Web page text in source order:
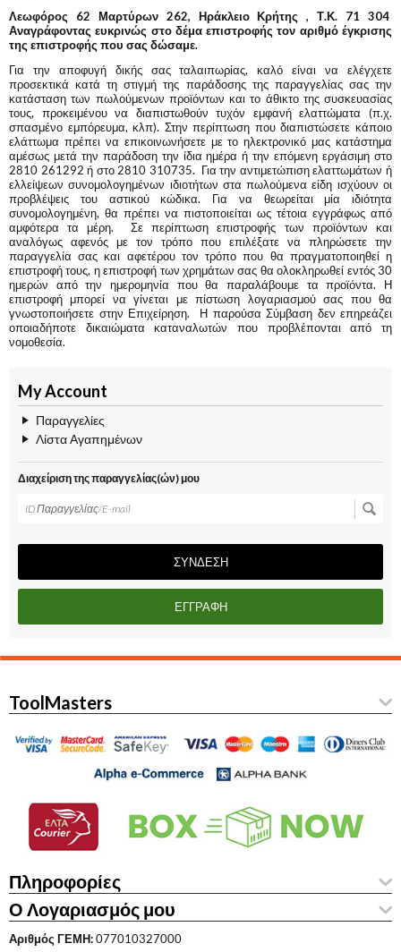
My Account
Παραγγελίες
Λίστα Αγαπημένων
Διαχείριση της παραγγελίας(ών) μου
ΣΎΝΔΕΣΗ
ΕΓΓΡΑΦΉ
Λεωφόρος 62 Μαρτύρων 262, Ηράκλειο Κρήτης , Τ.Κ. 71 304
Αναγράφοντας ευκρινώς στο δέμα επιστροφής τον αριθμό έγκρισης
της επιστροφής που σας δώσαμε.
Για την αποφυγή δικής σας ταλαιπωρίας, καλό είναι να ελέγχετε
προσεκτικά κατά τη στιγμή της παράδοσης της παραγγελίας σας την
κατάσταση των πωλούμενων προϊόντων και το άθικτο της συσκευασίας
τους, προκειμένου να διαπιστωθούν τυχόν εμφανή ελαττώματα (π.χ.
σπασμένο εμπόρευμα, κλπ). Στην περίπτωση που διαπιστώσετε κάποιο
ελάττωμα πρέπει να επικοινωνήσετε με το ηλεκτρονικό μας κατάστημα
αμέσως μετά την παράδοση την ίδια ημέρα ή την επόμενη εργάσιμη στο
2810 261292 ή στο 2810 310735. Για την αντιμετώπιση ελαττωμάτων ή
ελλείψεων συνομολογημένων ιδιοτήτων στα πωλούμενα είδη ισχύουν οι
προβλέψεις του αστικού κώδικα. Για να θεωρείται μία ιδιότητα
συνομολογημένη, θα πρέπει να πιστοποιείται ως τέτοια εγγράφως από
αμφότερα τα μέρη. Σε περίπτωση επιστροφής των προϊόντων και
αναλόγως αφενός με τον τρόπο που επιλέξατε να πληρώσετε την
παραγγελία σας και αφετέρου τον τρόπο που θα πραγματοποιηθεί η
επιστροφή τους, η επιστροφή των χρημάτων σας θα ολοκληρωθεί εντός 30
ημερών από την ημερομηνία που θα παραλάβουμε τα προϊόντα. Η
επιστροφή μπορεί να γίνεται με πίστωση λογαριασμού σας που θα
γνωστοποιήσετε στην Επιχείρηση. Η παρούσα Σύμβαση δεν επηρεάζει
οποιαδήποτε δικαιώματα καταναλωτών που προβλέπονται από τη
νομοθεσία.
ToolMasters
Πληροφορίες
Ο Λογαριασμός μου
Αριθμός ΓΕΜΗ:077010327000